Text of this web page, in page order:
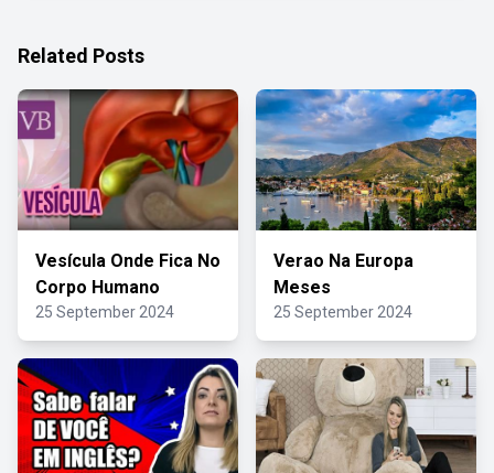
Related Posts
Vesícula Onde Fica No
Corpo Humano
25 September 2024
Verao Na Europa
Meses
25 September 2024